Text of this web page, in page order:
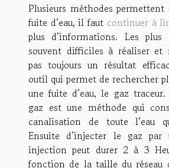
Plusieurs méthodes permettent
fuite d’eau, il faut continuer à
plus d’informations. Les plus
souvent difficiles à réaliser et
pas toujours un résultat
outil qui permet de rechercher
une fuite d’eau, le gaz
gaz est une méthode qui
canalisation de toute l’eau
Ensuite d’injecter le gaz
injection peut durer 2 à 3
fonction de la taille du réseau